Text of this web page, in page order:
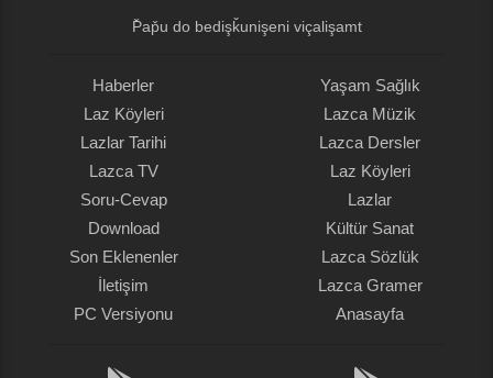
P̌ap̌u do bedişǩunişeni viçalişamt
Haberler
Laz Köyleri
Lazlar Tarihi
Lazca TV
Soru-Cevap
Download
Son Eklenenler
İletişim
PC Versiyonu
Yaşam Sağlık
Lazca Müzik
Lazca Dersler
Laz Köyleri
Lazlar
Kültür Sanat
Lazca Sözlük
Lazca Gramer
Anasayfa